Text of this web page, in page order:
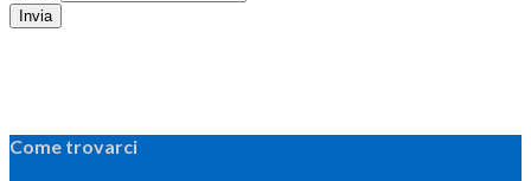
Invia
Come trovarci